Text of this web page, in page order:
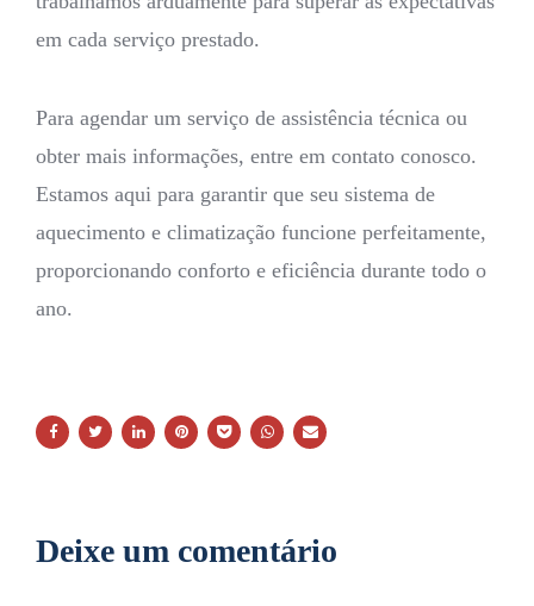
em cada serviço prestado.
Para agendar um serviço de assistência técnica ou
obter mais informações, entre em contato conosco.
Estamos aqui para garantir que seu sistema de
aquecimento e climatização funcione perfeitamente,
proporcionando conforto e eficiência durante todo o
ano.
Deixe um comentário